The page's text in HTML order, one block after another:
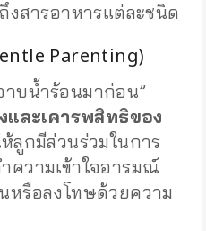
งสารอาหารแต่ละชนิด
Parenting)
าบน้ำร้อนมาก่อน”
และเคารพสิทธิของ
ลูกมีส่วนร่วมในการ
ความเข้าใจอารมณ์
หรือลงโทษด้วยความ